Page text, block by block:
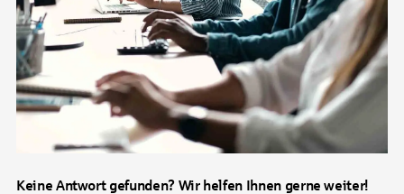
Keine Antwort gefunden? Wir helfen Ihnen gerne weiter!